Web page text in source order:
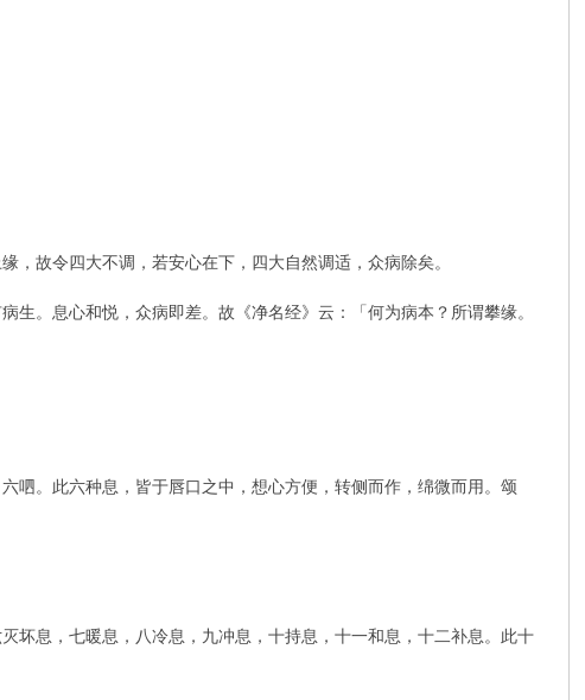
，故令四大不调，若安心在下，四大自然调适，众病除矣。
。息心和悦，众病即差。故《净名经》云：「何为病本？所谓攀缘。
呬。此六种息，皆于唇口之中，想心方便，转侧而作，绵微而用。颂
坏息，七暖息，八冷息，九冲息，十持息，十一和息，十二补息。此十